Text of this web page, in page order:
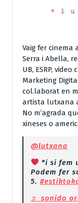
Vaig fer cinema
Serra i Abella,
UB, ESRP,
Marketing
col.laborat en
artista lutxana
No m’agrada
xineses o
@lutxana
*i si fem
Podem fer
5.
♬ sonido